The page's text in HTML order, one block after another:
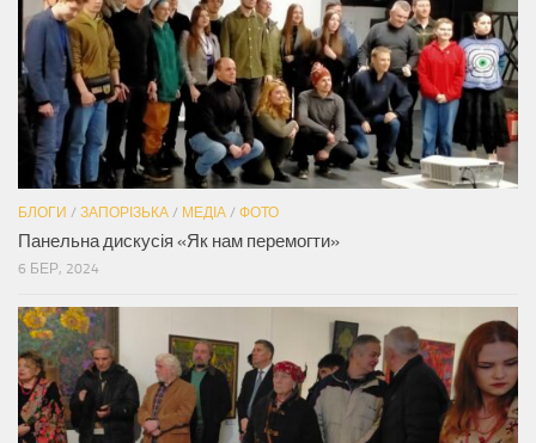
БЛОГИ / ЗАПОРІЗЬКА / МЕДІА / ФОТО
Панельна дискусія «Як нам перемогти»
6 БЕР, 2024